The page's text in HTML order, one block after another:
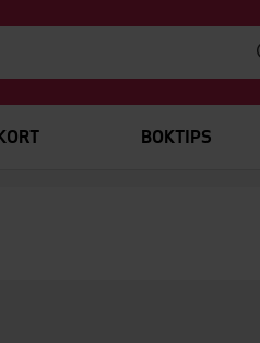
BOKTIPS